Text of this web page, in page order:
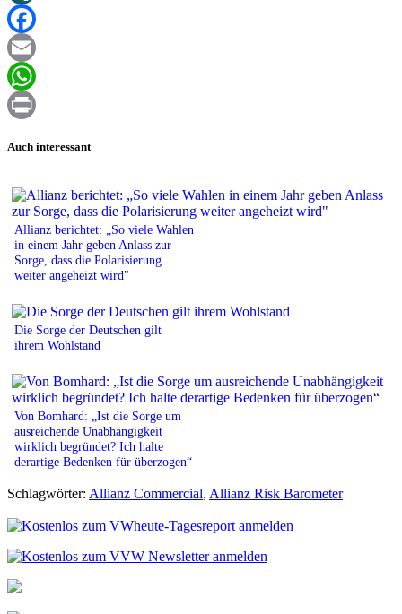
XING
Facebook
Email
WhatsApp
Auch interessant
Allianz berichtet: „So viele Wahlen
in einem Jahr geben Anlass zur
Sorge, dass die Polarisierung
weiter angeheizt wird"
Die Sorge der Deutschen gilt
ihrem Wohlstand
Von Bomhard: „Ist die Sorge um
ausreichende Unabhängigkeit
wirklich begründet? Ich halte
derartige Bedenken für überzogen“
Schlagwörter: Allianz Commercial, Allianz Risk Barometer